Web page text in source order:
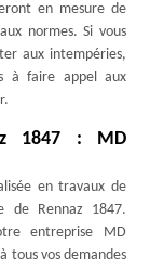
en mesure de
normes. Si vous
aux intempéries,
à faire appel aux
1847 : MD
en travaux de
de Rennaz 1847.
entreprise MD
tous vos demandes